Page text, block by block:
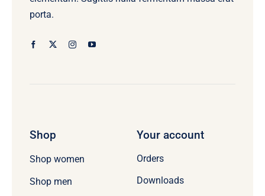
porta.
Shop
Shop women
Shop men
Your account
Orders
Downloads